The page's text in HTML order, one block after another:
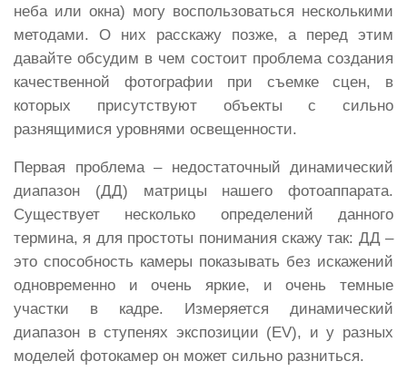
неба или окна) могу воспользоваться несколькими
методами. О них расскажу позже, а перед этим
давайте обсудим в чем состоит проблема создания
качественной фотографии при съемке сцен, в
которых присутствуют объекты с сильно
разнящимися уровнями освещенности.
Первая проблема – недостаточный динамический
диапазон (ДД) матрицы нашего фотоаппарата.
Существует несколько определений данного
термина, я для простоты понимания скажу так: ДД –
это способность камеры показывать без искажений
одновременно и очень яркие, и очень темные
участки в кадре. Измеряется динамический
диапазон в ступенях экспозиции (EV), и у разных
моделей фотокамер он может сильно разниться.